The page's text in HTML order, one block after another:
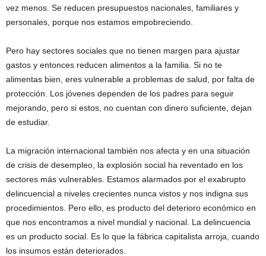
vez menos. Se reducen presupuestos nacionales, familiares y
personales, porque nos estamos empobreciendo.
Pero hay sectores sociales que no tienen margen para ajustar
gastos y entonces reducen alimentos a la familia. Si no te
alimentas bien, eres vulnerable a problemas de salud, por falta de
protección. Los jóvenes dependen de los padres para seguir
mejorando, pero si estos, no cuentan con dinero suficiente, dejan
de estudiar.
La migración internacional también nos afecta y en una situación
de crisis de desempleo, la explosión social ha reventado en los
sectores más vulnerables. Estamos alarmados por el exabrupto
delincuencial a niveles crecientes nunca vistos y nos indigna sus
procedimientos. Pero ello, es producto del deterioro económico en
que nos encontramos a nivel mundial y nacional. La delincuencia
es un producto social. Es lo que la fábrica capitalista arroja, cuando
los insumos están deteriorados.